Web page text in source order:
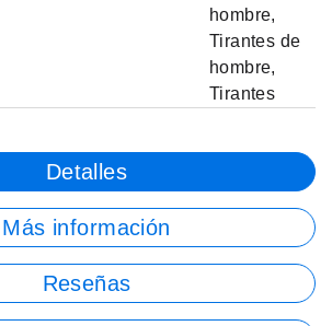
hombre,
Tirantes de
hombre,
Tirantes
Detalles
Más información
Reseñas